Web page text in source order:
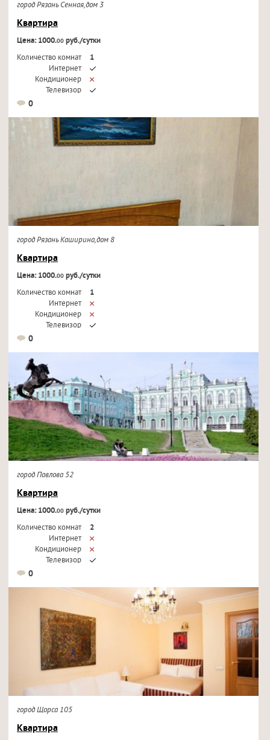
город Рязань Сенная,дом 3
Квартира
Цена: 1000.00руб./сутки
Количество комнат
1
Интернет
Кондиционер
Телевизор
0
город Рязань Каширина,дом 8
Квартира
Цена: 1000.00руб./сутки
Количество комнат
1
Интернет
Кондиционер
Телевизор
0
город Павлова 52
Квартира
Цена: 1000.00руб./сутки
Количество комнат
2
Интернет
Кондиционер
Телевизор
0
город Щорса 105
Квартира